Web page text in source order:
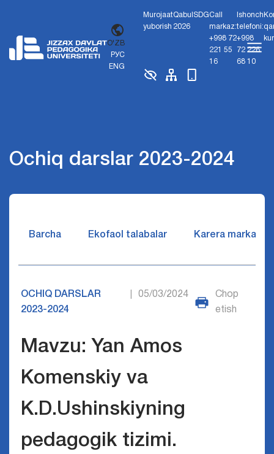
O'ZB
РУС
ENG
Murojaat
yuborish
Qabul
2026
SDGCall
markaz:
+998 72
221 55
16
Ishonch
telefoni:
+998
72 226
68 10
Ochiq darslar 2023-2024
Barcha Ekofaol talabalar Karera markazi
OCHIQ DARSLAR
2023-2024
05/03/2024
Chop
etish
Маvzu: Yan Amos
Komenskiy va
K.D.Ushinskiyning
pedagogik tizimi.